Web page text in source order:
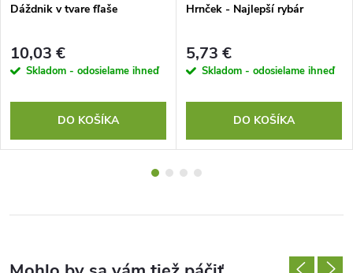
Dáždnik v tvare fľaše
10,03 €
Skladom - odosielame ihneď
DO KOŠÍKA
Hrnček - Najlepší rybár
5,73 €
Skladom - odosielame ihneď
DO KOŠÍKA